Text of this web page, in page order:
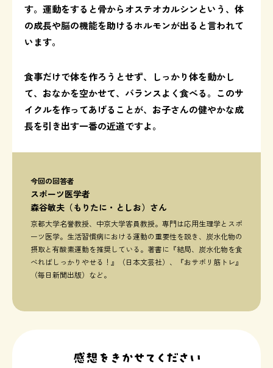
す。運動をすると骨からオステオカルシンという、体
の成長や脳の機能を助けるホルモンが出ると言われて
います。
食事だけで体を作ろうとせず、しっかり体を動かし
て、おなかを空かせて、バランスよく食べる。このサ
イクルを作ってあげることが、お子さんの健やかな成
長を引き出す一番の近道ですよ。
今回の回答者
スポーツ医学者
森谷敏夫（もりたに・としお）さん
京都大学名誉教授、中京大学客員教授。専門は応用生理学とスポ
ーツ医学。生活習慣病における運動の重要性を説き、炭水化物の
摂取と有酸素運動を推奨している。著書に『結局、炭水化物を食
べればしっかりやせる！』（日本文芸社）、『おサボリ筋トレ』
（毎日新聞出版）など。